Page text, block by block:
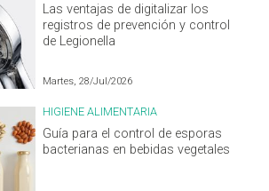
Las ventajas de digitalizar los
registros de prevención y control
de Legionella
Martes, 28/Jul/2026
HIGIENE ALIMENTARIA
Guía para el control de esporas
bacterianas en bebidas vegetales